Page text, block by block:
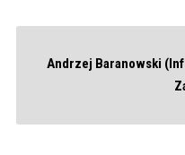
Andrzej Baranowski